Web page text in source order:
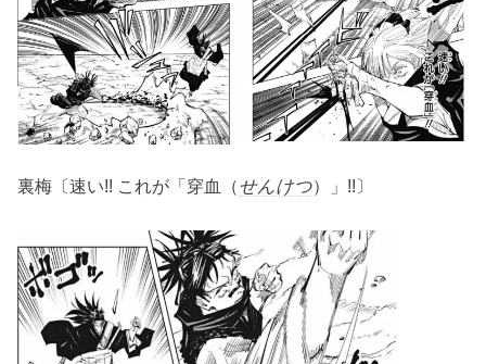
裏梅〔速い!! これが「穿血（せんけつ）」!!〕